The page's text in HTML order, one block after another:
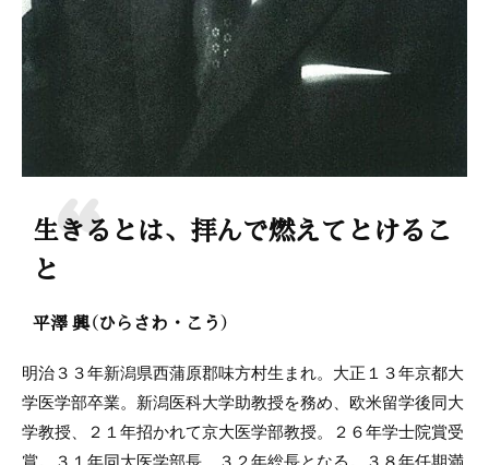
生きるとは、拝んで燃えてとけるこ
と
平澤 興（ひらさわ・こう）
明治３３年新潟県西蒲原郡味方村生まれ。大正１３年京都大
学医学部卒業。新潟医科大学助教授を務め、欧米留学後同大
学教授、２１年招かれて京大医学部教授。２６年学士院賞受